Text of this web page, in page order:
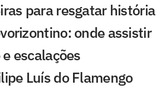
para resgatar história
onde assistir
escalações
Luís do Flamengo